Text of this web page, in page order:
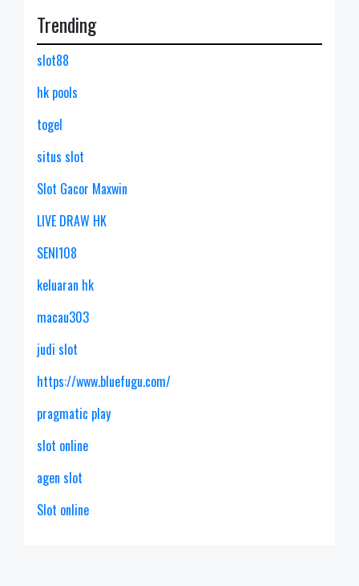
Trending
slot88
hk pools
togel
situs slot
Slot Gacor Maxwin
LIVE DRAW HK
SENI108
keluaran hk
macau303
judi slot
https://www.bluefugu.com/
pragmatic play
slot online
agen slot
Slot online